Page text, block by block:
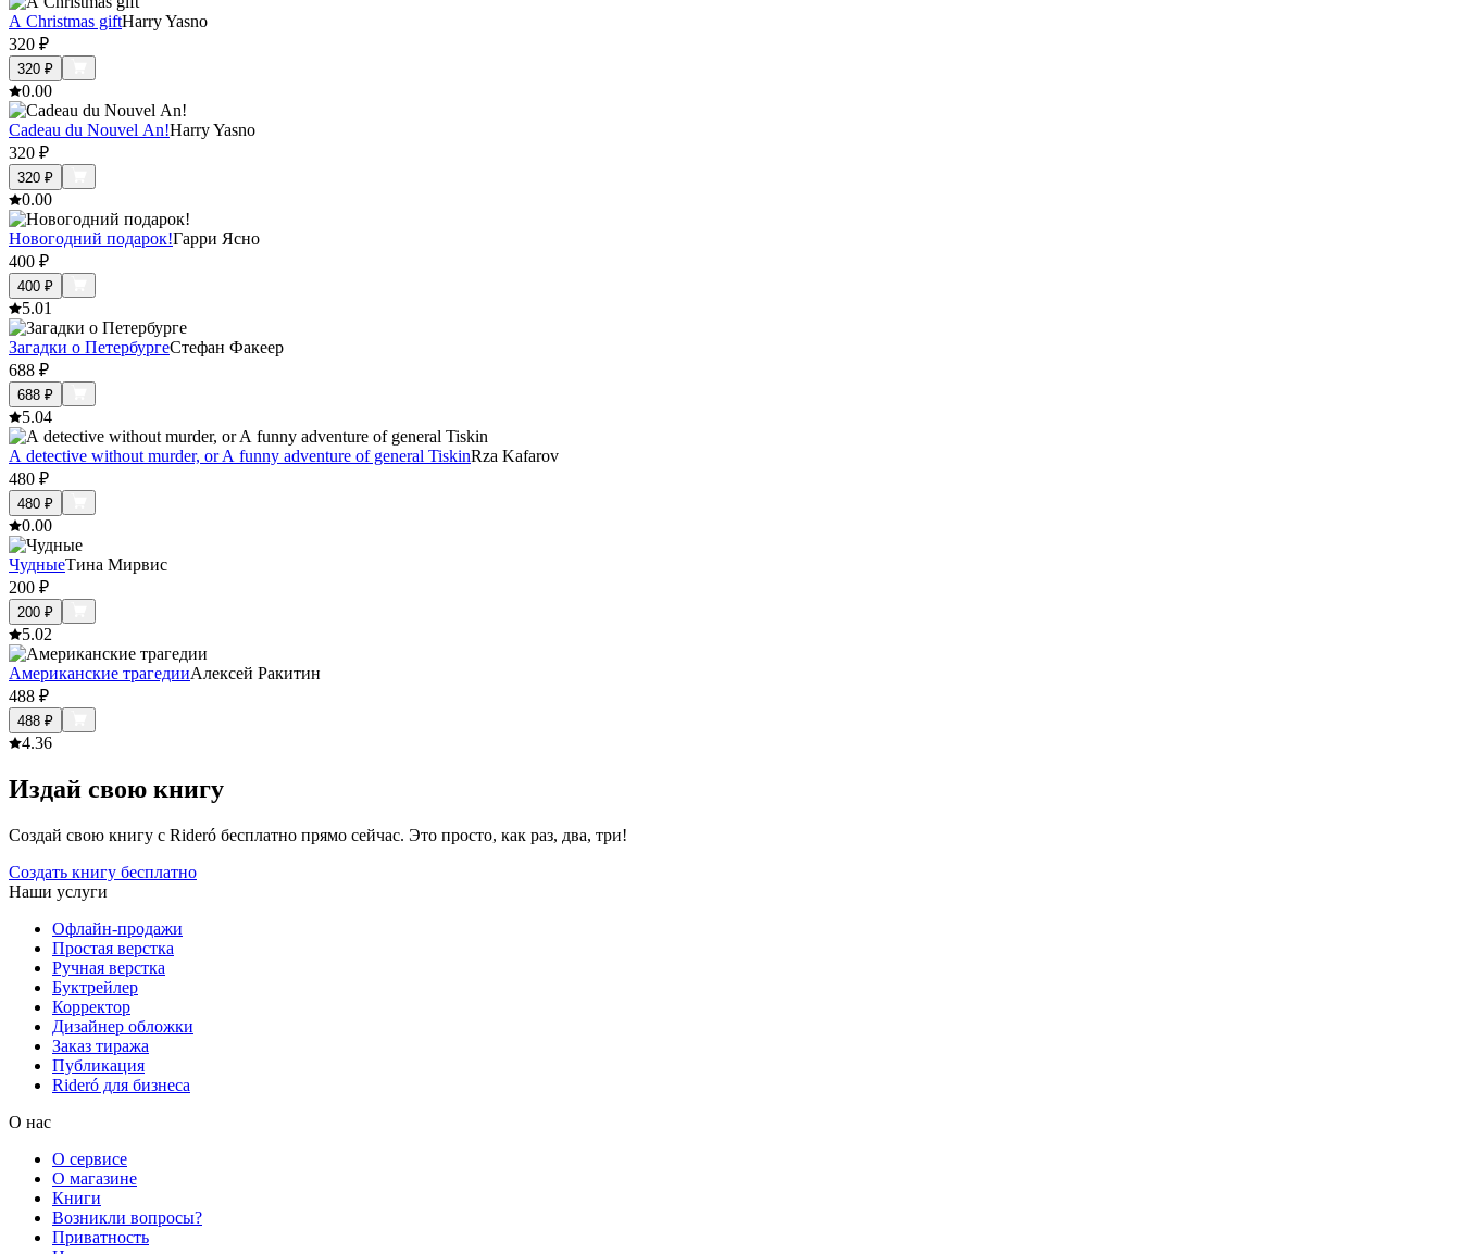
A Christmas giftHarry Yasno
320 ₽
320 ₽
0.00
Cadeau du Nouvel An!Harry Yasno
320 ₽
320 ₽
0.00
Новогодний подарок!Гарри Ясно
400 ₽
400 ₽
5.01
Загадки о ПетербургеСтефан Факеер
688 ₽
688 ₽
5.04
A detective without murder, or A funny adventure of general TiskinRza Kafarov
480 ₽
480 ₽
0.00
ЧудныеТина Мирвис
200 ₽
200 ₽
5.02
Американские трагедииАлексей Ракитин
488 ₽
488 ₽
4.36
Издай свою книгу
Создай свою книгу с Rideró бесплатно прямо сейчас. Это просто, как раз, два, три!
Создать книгу бесплатно
Наши услуги
Офлайн-продажи
Простая верстка
Ручная верстка
Буктрейлер
Корректор
Дизайнер обложки
Заказ тиража
Публикация
Rideró для бизнеса
О нас
О сервисе
О магазине
Книги
Возникли вопросы?
Приватность